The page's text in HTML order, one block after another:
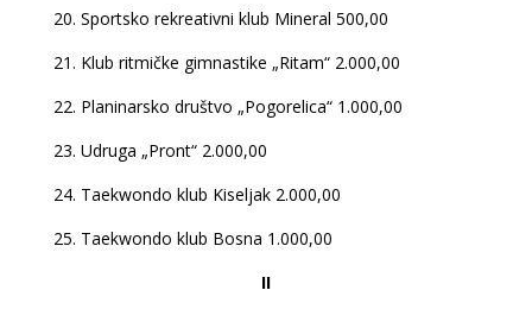
20. Sportsko rekreativni klub Mineral 500,00
21. Klub ritmičke gimnastike „Ritam“ 2.000,00
22. Planinarsko društvo „Pogorelica“ 1.000,00
23. Udruga „Pront“ 2.000,00
24. Taekwondo klub Kiseljak 2.000,00
25. Taekwondo klub Bosna 1.000,00
II